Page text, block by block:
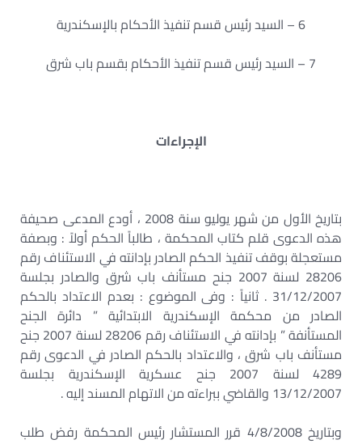
6 – السيد رئيس قسم تنفيذ الأحكام بالإسكندرية
7 – السيد رئيس قسم تنفيذ الأحكام بقسم باب شرق
الإجراءات
بتاريخ الأول من شهر يوليو سنة 2008 ، أودع المدعى صحيفة
هذه الدعوى قلم كتاب المحكمة ، طالباً الحكم أولاً : وبصفة
مستعجلة بوقف تنفيذ الحكم الصادر بإدانته في الاستئناف رقم
28206 لسنة 2007 جنح مستأنف باب شرق والصادر بجلسة
31/12/2007 . ثانياً : وفى الموضوع : بعدم الاعتداد بالحكم
الصادر من محكمة الإسكندرية الابتدائية ” دائرة الجنح
المستأنفة ” بإدانته في الاستئناف رقم 28206 لسنة 2007 جنح
مستأنف باب شرق ، والاعتداد بالحكم الصادر في الدعوى رقم
4289 لسنة 2007 جنح عسكرية الإسكندرية بجلسة
13/12/2007 والقاضي ببراءته من الاتهام المسند إليه .
وبتاريخ 4/8/2008 قرر المستشار رئيس المحكمة رفض طلب